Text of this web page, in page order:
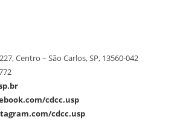
Centro – São Carlos, SP, 13560-042
cdcc.usp
cdcc.usp